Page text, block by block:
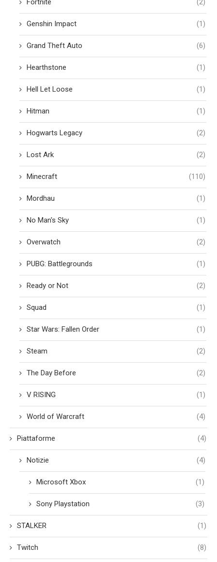
Fortnite (2)
Genshin Impact (1)
Grand Theft Auto (6)
Hearthstone (1)
Hell Let Loose (1)
Hitman (1)
Hogwarts Legacy (2)
Lost Ark (2)
Minecraft (110)
Mordhau (1)
No Man's Sky (1)
Overwatch (2)
PUBG: Battlegrounds (1)
Ready or Not (2)
Squad (1)
Star Wars: Fallen Order (1)
Steam (2)
The Day Before (2)
V RISING (1)
World of Warcraft (4)
Piattaforme (4)
Notizie (4)
Microsoft Xbox (1)
Sony Playstation (3)
STALKER (1)
Twitch (8)